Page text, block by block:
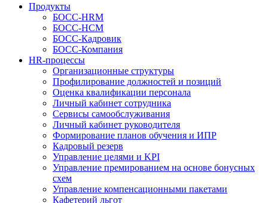
Продукты
БОСС-HRM
БОСС-HCM
БОСС-Кадровик
БОСС-Компания
HR-процессы
Организационные структуры
Профилирование должностей и позиций
Оценка квалификации персонала
Личный кабинет сотрудника
Сервисы самообслуживания
Личный кабинет руководителя
Формирование планов обучения и ИПР
Кадровый резерв
Управление целями и KPI
Управление премированием на основе бонусных
схем
Управление компенсационными пакетами
Кафетерий льгот